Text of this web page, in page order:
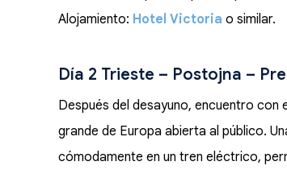
Alojamiento: Hotel Victoria o similar.
Día 2 Trieste – Postojna –
Después del desayuno, encuentro con
grande de Europa abierta al público.
cómodamente en un tren eléctrico,